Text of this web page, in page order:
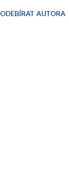
ODEBÍRAT AUTORA